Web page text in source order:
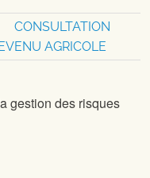
CONSULTATION
AGRICOLE
gestion des risques